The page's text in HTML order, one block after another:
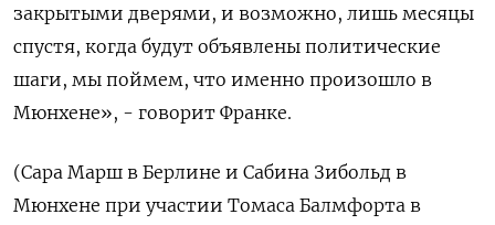
закрытыми дверями, и возможно, лишь месяцы
спустя, когда будут объявлены политические
шаги, мы поймем, что именно произошло в
Мюнхене», - говорит Франке.
(Сара Марш в Берлине и Сабина Зибольд в
Мюнхене при участии Томаса Балмфорта в